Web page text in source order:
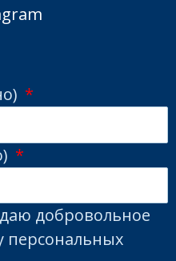
добровольное
персональных